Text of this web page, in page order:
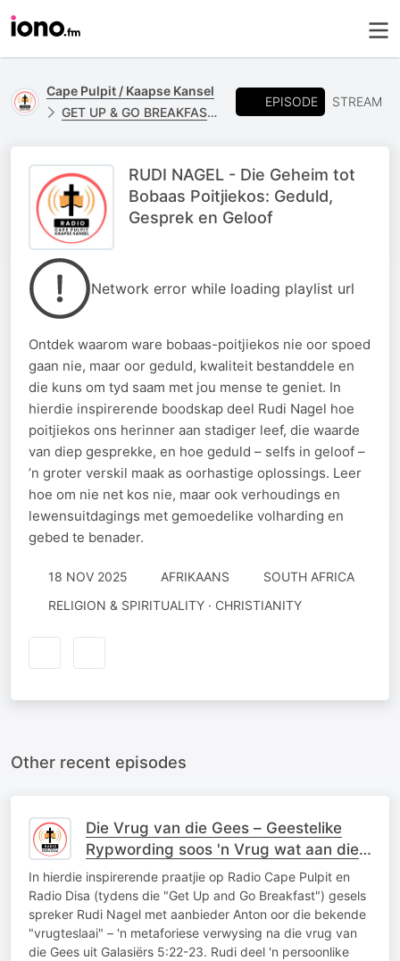
Cape Pulpit / Kaapse Kansel
GET UP & GO BREAKFAST - RUDI NAGEL
EPISODE STREAM
RUDI NAGEL - Die Geheim tot
Bobaas Poitjiekos: Geduld,
Gesprek en Geloof
Network error while loading playlist url
Ontdek waarom ware bobaas-poitjiekos nie oor spoed
gaan nie, maar oor geduld, kwaliteit bestanddele en
die kuns om tyd saam met jou mense te geniet. In
hierdie inspirerende boodskap deel Rudi Nagel hoe
poitjiekos ons herinner aan stadiger leef, die waarde
van diep gesprekke, en hoe geduld – selfs in geloof –
’n groter verskil maak as oorhastige oplossings. Leer
hoe om nie net kos nie, maar ook verhoudings en
lewensuitdagings met gemoedelike volharding en
gebed te benader.
18 NOV 2025 AFRIKAANS
SOUTH AFRICA
RELIGION & SPIRITUALITY · CHRISTIANITY
Other recent episodes
Die Vrug van die Gees – Geestelike
Rypwording soos 'n Vrug wat aan die
Boom Ryp Word
In hierdie inspirerende praatjie op Radio Cape Pulpit en
Radio Disa (tydens die "Get Up and Go Breakfast") gesels
spreker Rudi Nagel met aanbieder Anton oor die bekende
"vrugteslaai" – 'n metaforiese verwysing na die vrug van
die Gees uit Galasiërs 5:22-23. Rudi deel 'n persoonlike